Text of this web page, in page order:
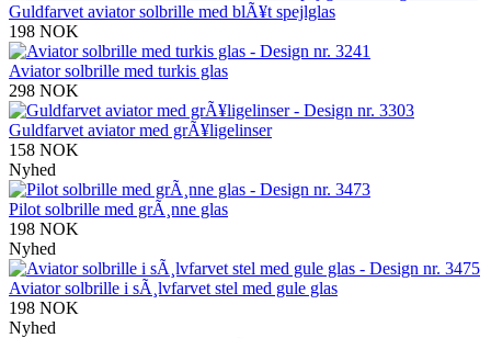
Guldfarvet aviator solbrille med blÃ¥t spejlglas
198 NOK
Aviator solbrille med turkis glas
298 NOK
Guldfarvet aviator med grÃ¥ligelinser
158 NOK
Nyhed
Pilot solbrille med grÃ¸nne glas
198 NOK
Nyhed
Aviator solbrille i sÃ¸lvfarvet stel med gule glas
198 NOK
Nyhed